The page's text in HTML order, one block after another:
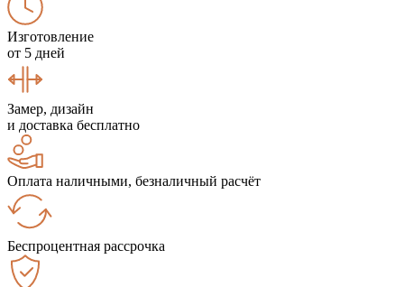
Изготовление
от 5 дней
Замер, дизайн
и доставка бесплатно
Оплата наличными, безналичный расчёт
Беспроцентная рассрочка